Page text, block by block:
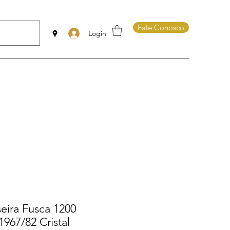
Login
Fale Conosco
Fusca 1200
82 Cristal